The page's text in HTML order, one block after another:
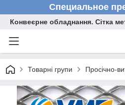
Специальное
Конвеєрне обладнання. Сітка
Товарні групи Просічно-